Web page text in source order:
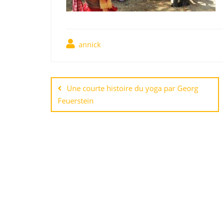
annick
Une courte histoire du yoga par Georg
Feuerstein